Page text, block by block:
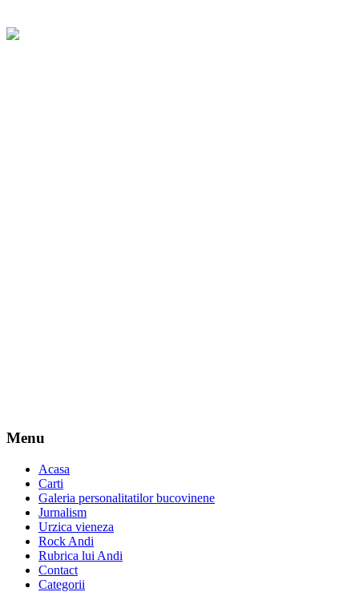
Menu
Acasa
Carti
Galeria personalitatilor bucovinene
Jurnalism
Urzica vieneza
Rock Andi
Rubrica lui Andi
Contact
Categorii